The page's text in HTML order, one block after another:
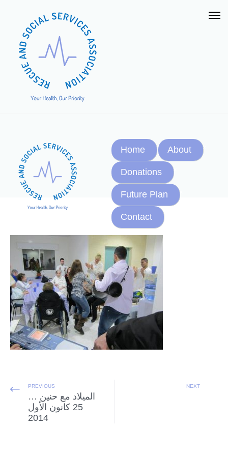
Home About
Donations
Future Plan
Contact
PREVIOUS
الميلاد مع حنين …
25 كانون الأول
2014
NEXT